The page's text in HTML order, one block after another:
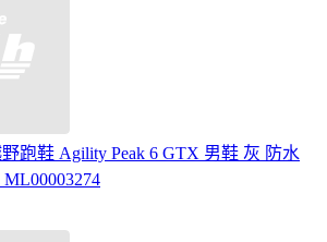
跑鞋 Agility Peak 6 GTX 男鞋 灰 防水